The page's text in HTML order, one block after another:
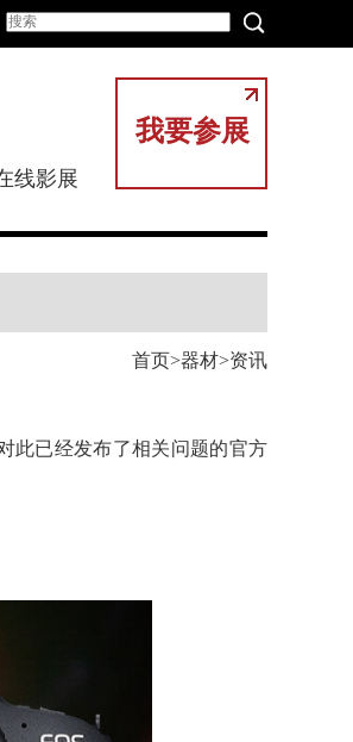
我要参展
线影展
首页 器材 资讯
此已经发布了相关问题的官方